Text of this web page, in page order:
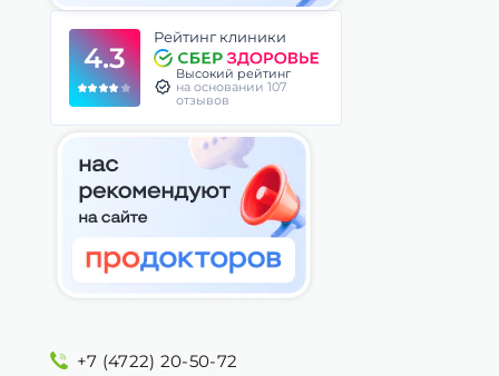
4.3
Рейтинг клиники
Высокий рейтинг
на основании 107
отзывов
+7 (4722) 20-50-72